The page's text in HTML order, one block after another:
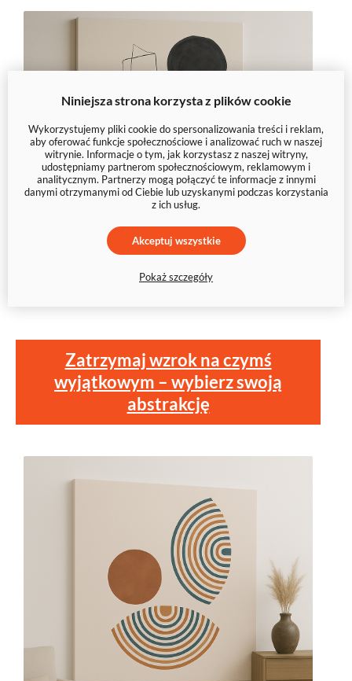
Zatrzymaj wzrok na czymś
wyjątkowym – wybierz swoją
abstrakcję
Niniejsza strona korzysta z plików cookie
Wykorzystujemy pliki cookie do spersonalizowania treści i reklam,
aby oferować funkcje społecznościowe i analizować ruch w naszej
witrynie. Informacje o tym, jak korzystasz z naszej witryny,
udostępniamy partnerom społecznościowym, reklamowym i
analitycznym. Partnerzy mogą połączyć te informacje z innymi
danymi otrzymanymi od Ciebie lub uzyskanymi podczas korzystania
z ich usług.
Akceptuj wszystkie
Pokaż szczegóły